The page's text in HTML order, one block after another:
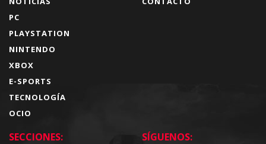
PC
PLAYSTATION
NINTENDO
XBOX
E-SPORTS
TECNOLOGÍA
OCIO
SECCIONES: SÍGUENOS: